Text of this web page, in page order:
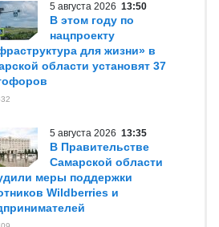
5 августа 2026 13:50
В этом году по
нацпроекту
для жизни» в
области установят 37
5 августа 2026 13:35
В Правительстве
Самарской области
меры поддержки
Wildberries и